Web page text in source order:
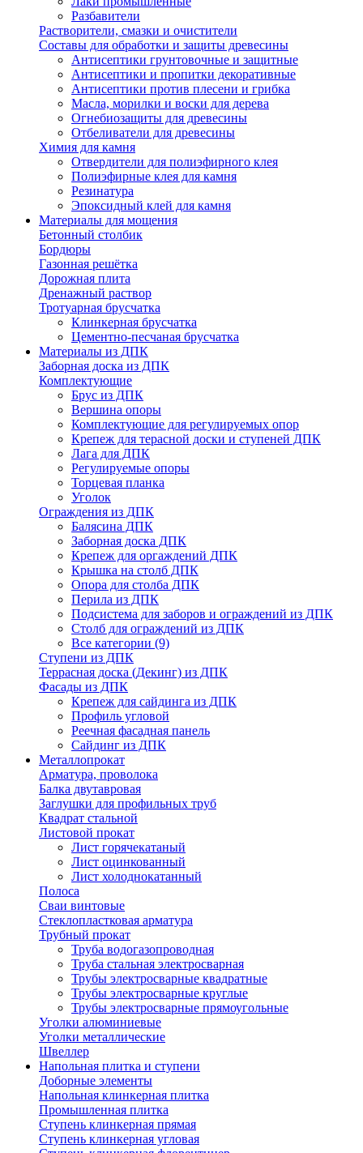
Разбавители
Растворители, смазки и очистители
Составы для обработки и защиты древесины
Антисептики грунтовочные и защитные
Антисептики и пропитки декоративные
Антисептики против плесени и грибка
Масла, морилки и воски для дерева
Огнебиозащиты для древесины
Отбеливатели для древесины
Химия для камня
Отвердители для полиэфирного клея
Полиэфирные клея для камня
Резинатура
Эпоксидный клей для камня
Материалы для мощения
Бетонный столбик
Бордюры
Газонная решётка
Дорожная плита
Дренажный раствор
Тротуарная брусчатка
Клинкерная брусчатка
Цементно-песчаная брусчатка
Материалы из ДПК
Заборная доска из ДПК
Комплектующие
Брус из ДПК
Вершина опоры
Комплектующие для регулируемых опор
Крепеж для терасной доски и ступеней ДПК
Лага для ДПК
Регулируемые опоры
Торцевая планка
Уголок
Ограждения из ДПК
Балясина ДПК
Заборная доска ДПК
Крепеж для оргаждений ДПК
Крышка на столб ДПК
Опора для столба ДПК
Перила из ДПК
Подсистема для заборов и ограждений из ДПК
Столб для ограждений из ДПК
Все категории (9)
Ступени из ДПК
Террасная доска (Декинг) из ДПК
Фасады из ДПК
Крепеж для сайдинга из ДПК
Профиль угловой
Реечная фасадная панель
Сайдинг из ДПК
Металлопрокат
Арматура, проволока
Балка двутавровая
Заглушки для профильных труб
Квадрат стальной
Листовой прокат
Лист горячекатаный
Лист оцинкованный
Лист холоднокатанный
Полоса
Сваи винтовые
Стеклопластковая арматура
Трубный прокат
Труба водогазопроводная
Труба стальная электросварная
Трубы электросварные квадратные
Трубы электросварные круглые
Трубы электросварные прямоугольные
Уголки алюминиевые
Уголки металлические
Швеллер
Напольная плитка и ступени
Доборные элементы
Напольная клинкерная плитка
Промышленная плитка
Ступень клинкерная прямая
Ступень клинкерная угловая